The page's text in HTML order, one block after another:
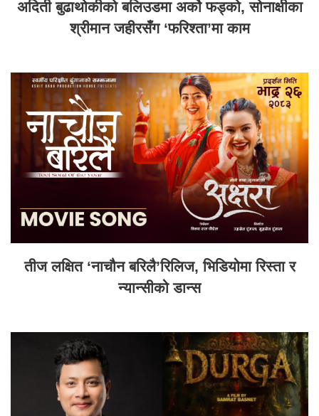
अदिती बुढाथोकीको बलिउडमा अर्को फड्को, सोनाक्षीका
श्रीमान जहीरसँग ‘फरिश्ता’मा काम
तीज लक्षित ‘नाचौन बरिलै’रिलिज, भिडियोमा रिस्ता र
न्यान्सीको डान्स